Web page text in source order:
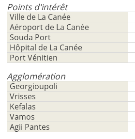
Points d'intérêt
Ville de La Canée
Aéroport de La Canée
Souda Port
Hôpital de La Canée
Port Vénitien
Agglomération
Georgioupoli
Vrisses
Kefalas
Vamos
Agii Pantes